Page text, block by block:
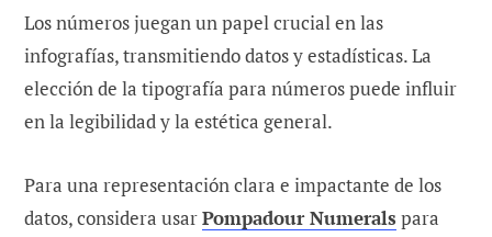
Los números juegan un papel crucial en las
infografías, transmitiendo datos y estadísticas. La
elección de la tipografía para números puede influir
en la legibilidad y la estética general.
Para una representación clara e impactante de los
datos, considera usarPompadour Numerals para